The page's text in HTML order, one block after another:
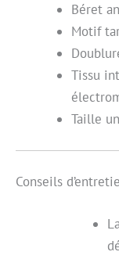
Béret
Motif
Tissu
Taille
Conseils